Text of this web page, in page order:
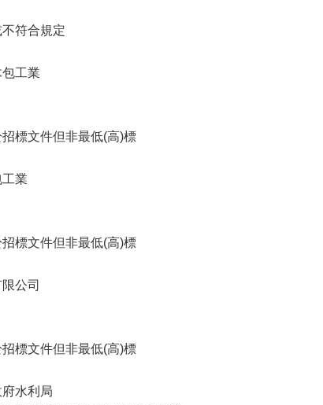
符合規定
工業
標文件但非最低(高)標
業
標文件但非最低(高)標
公司
標文件但非最低(高)標
水利局